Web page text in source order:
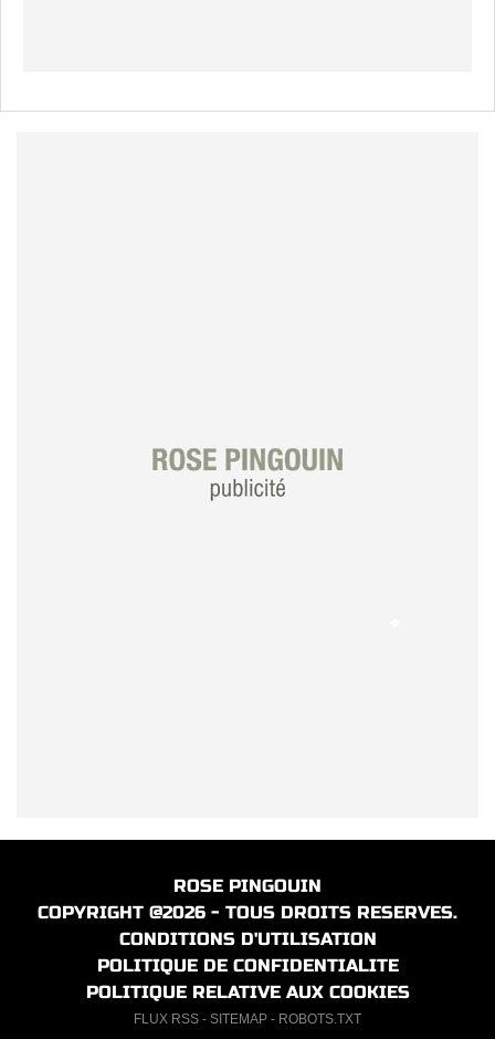
ROSE PINGOUIN
COPYRIGHT @2026 - TOUS DROITS RESERVES.
CONDITIONS D'UTILISATION
POLITIQUE DE CONFIDENTIALITE
POLITIQUE RELATIVE AUX COOKIES
FLUX RSS - SITEMAP - ROBOTS.TXT